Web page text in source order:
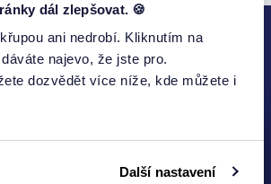
dál zlepšovat. 🍪
ani nedrobí. Kliknutím na
najevo, že jste pro.
dozvědět více níže, kde můžete i
Další nastavení
NÁS